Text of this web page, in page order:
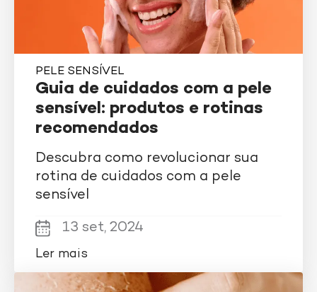
PELE SENSÍVEL
Guia de cuidados com a pele
sensível: produtos e rotinas
recomendados
Descubra como revolucionar sua
rotina de cuidados com a pele
sensível
13 set, 2024
Ler mais